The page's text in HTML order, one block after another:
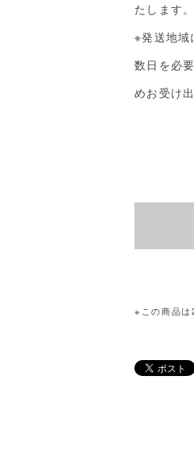
たします。
※発送地域
数日を必
めお受け
※この商品は